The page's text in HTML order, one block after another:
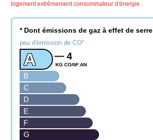
logement extrêmement consommateur d'énergie
* Dont émissions de gaz à effet de serre
peu d'émission de CO²
4
KG CO/M².AN
A
B
C
D
E
F
G